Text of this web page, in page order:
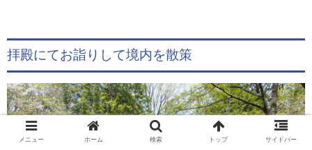
拝殿にてお詣りして境内を散策
メニュー ホーム 検索 トップ サイドバー